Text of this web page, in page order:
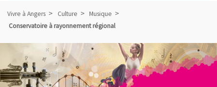
Vivre à Angers Culture
Musique
Conservatoire à rayonnement régional